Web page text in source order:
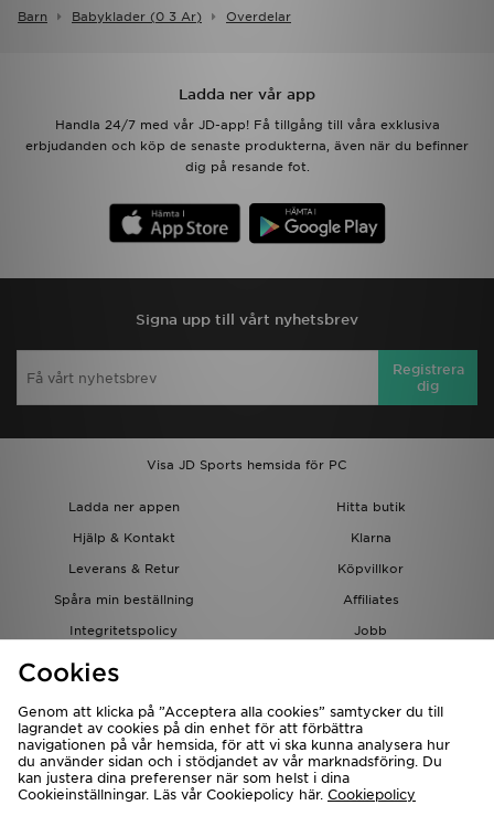
Barn Babyklader (0 3 Ar) Overdelar
Ladda ner vår app
Handla 24/7 med vår JD-app! Få tillgång till våra exklusiva
erbjudanden och köp de senaste produkterna, även när du befinner
dig på resande fot.
Signa upp till vårt nyhetsbrev
Registrera
dig
Visa JD Sports hemsida för PC
Ladda ner appen
Hitta butik
Hjälp & Kontakt
Klarna
Leverans & Retur
Köpvillkor
Spåra min beställning
Affiliates
Integritetspolicy
Jobb
JD-bloggen
Cookies
Genom att klicka på ”Acceptera alla cookies” samtycker du till
lagrandet av cookies på din enhet för att förbättra
navigationen på vår hemsida, för att vi ska kunna analysera hur
du använder sidan och i stödjandet av vår marknadsföring. Du
kan justera dina preferenser när som helst i dina
Cookieinställningar. Läs vår Cookiepolicy här. Cookiepolicy